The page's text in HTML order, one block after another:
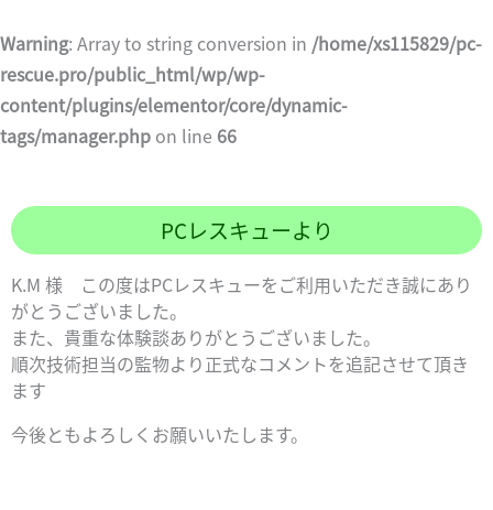
Warning: Array to string conversion in /home/xs115829/pc-
rescue.pro/public_html/wp/wp-
content/plugins/elementor/core/dynamic-
tags/manager.php on line 66
PCレスキューより
K.M 様 この度はPCレスキューをご利用いただき誠にあり
がとうございました。
また、貴重な体験談ありがとうございました。
順次技術担当の監物より正式なコメントを追記させて頂き
ます
今後ともよろしくお願いいたします。